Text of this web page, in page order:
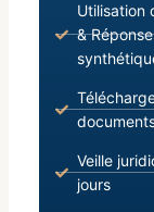
Utilisation
&
Veille
jours